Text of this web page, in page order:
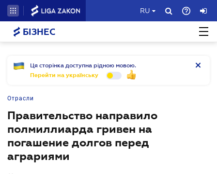
RU
БІЗНЕС
Ця сторінка доступна рідною мовою.
Перейти на українську
Отрасли
Правительство направило
полмиллиарда гривен на
погашение долгов перед
аграриями